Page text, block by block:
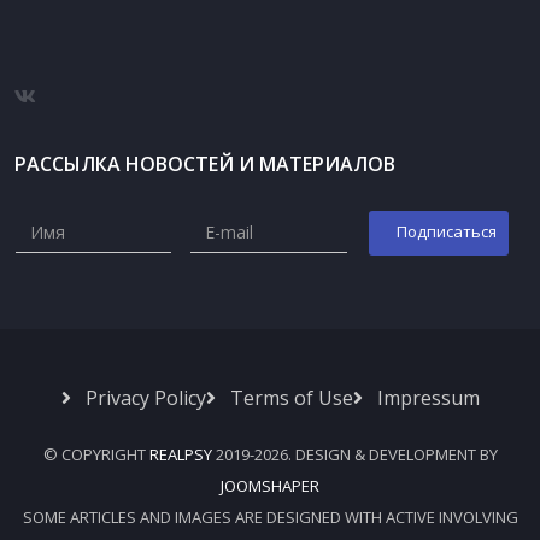
РАССЫЛКА НОВОСТЕЙ И МАТЕРИАЛОВ
Privacy Policy Terms of Use Impressum
© COPYRIGHTREALPSY2019-2026. DESIGN & DEVELOPMENT BY
JOOMSHAPER
SOME ARTICLES AND IMAGES ARE DESIGNED WITH ACTIVE INVOLVING